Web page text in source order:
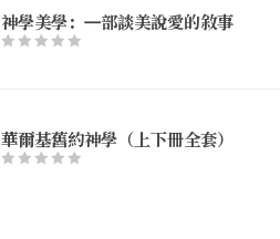
神學美學：㇐部談美說愛的敘事
華爾基舊約神學（上下冊全套）